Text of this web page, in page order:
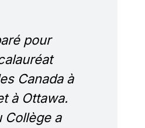
pour
Canada à
à Ottawa.
Collège a